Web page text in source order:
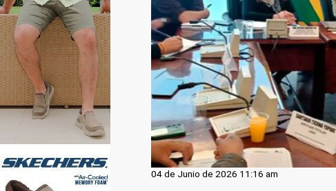
04 de Junio de 2026 11:16 am